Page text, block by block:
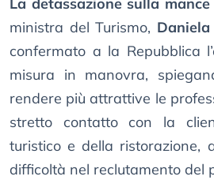
La detassazione sulla mance
ministra del Turismo,
confermato a la Repubblica
misura in manovra,
rendere più attrattive le
stretto contatto con la
turistico e della ristorazione,
difficoltà nel reclutamento del